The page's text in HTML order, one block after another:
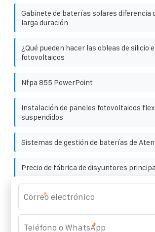
Gabinete de baterías solares diferencia
larga duración
¿Qué pueden hacer las obleas de silicio
fotovoltaicos
Nfpa 855 PowerPoint
Instalación de paneles fotovoltaicos
suspendidos
Sistemas de gestión de baterías de
Precio de fábrica de disyuntores
Vehículo de almacenamiento de energía
Turkmenistán
República Dominicana armario
*
*